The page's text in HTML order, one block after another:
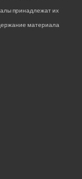
принадлежат их
материала